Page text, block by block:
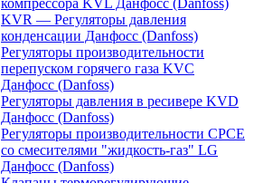
компрессора KVL Данфосс (Danfoss)
KVR — Регуляторы давления
конденсации Данфосс (Danfoss)
Регуляторы производительности
перепуском горячего газа KVC
Данфосс (Danfoss)
Регуляторы давления в ресивере KVD
Данфосс (Danfoss)
Регуляторы производительности CPCE
со смесителями "жидкость-газ" LG
Данфосс (Danfoss)